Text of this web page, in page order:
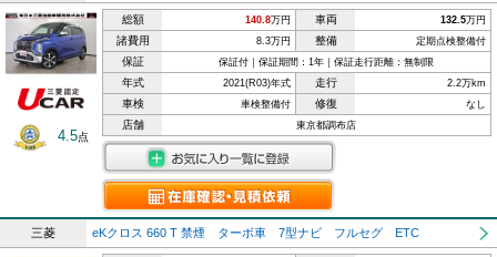
4.5点
総額 140.8万円 車両 132.5万円
諸費用 8.3万円 整備 定期点検整備付
保証 保証付｜保証期間：1年｜保証走行距離：無制限
年式 2021(R03)年式 走行 2.2万km
車検 車検整備付 修復 なし
店舗 東京都調布店
三菱 eKクロス 660 T 禁煙 ターボ車 7型ナビ フルセグ ETC